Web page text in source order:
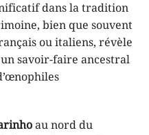
dans la tradition
bien que souvent
ou italiens, révèle
savoir-faire ancestral
au nord du